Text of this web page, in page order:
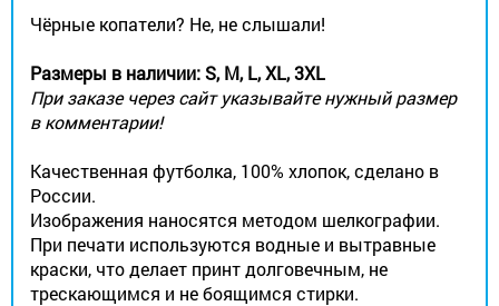
Чёрные копатели? Не, не слышали!
Размеры в наличии: S, M, L, XL, 3XL
При заказе через сайт указывайте нужный размер
в комментарии!
Качественная футболка, 100% хлопок, сделано в
России.
Изображения наносятся методом шелкографии.
При печати используются водные и вытравные
краски, что делает принт долговечным, не
трескающимся и не боящимся стирки.